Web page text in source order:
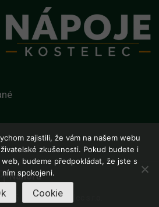
Nahoru
- Nápoje Kostelec s.r.o.
zajistili, že vám na našem webu
zkušenosti. Pokud budete i
budeme předpokládat, že jste s
ním spokojeni.
Cookie